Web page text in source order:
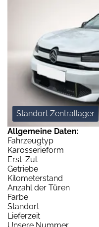
Standort Zentrallager
Allgemeine Daten:
Fahrzeugtyp
Karosserieform
Erst-Zul.
Getriebe
Kilometerstand
Anzahl der Türen
Farbe
Standort
Lieferzeit